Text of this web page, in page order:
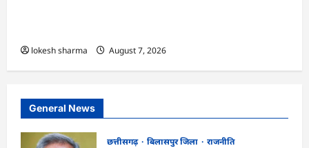
lokesh sharma August 7, 2026
General News
छत्तीसगढ़ बिलासपुर जिला
राजनीति